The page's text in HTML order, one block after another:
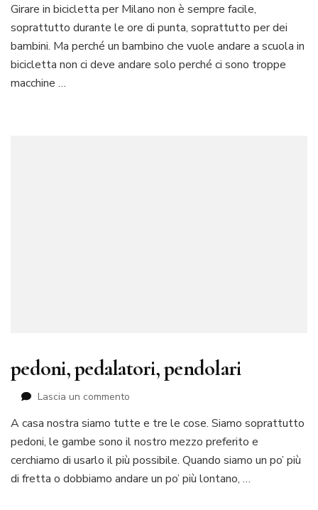
bici
a
scuola
Girare in bicicletta per Milano non è sempre facile,
soprattutto durante le ore di punta, soprattutto per dei
bambini. Ma perché un bambino che vuole andare a scuola in
bicicletta non ci deve andare solo perché ci sono troppe
macchine …
pedoni, pedalatori, pendolari
Lascia un commento
pedalatori,
pendolari
A casa nostra siamo tutte e tre le cose. Siamo soprattutto
pedoni, le gambe sono il nostro mezzo preferito e
cerchiamo di usarlo il più possibile. Quando siamo un po’ più
di fretta o dobbiamo andare un po’ più lontano, …